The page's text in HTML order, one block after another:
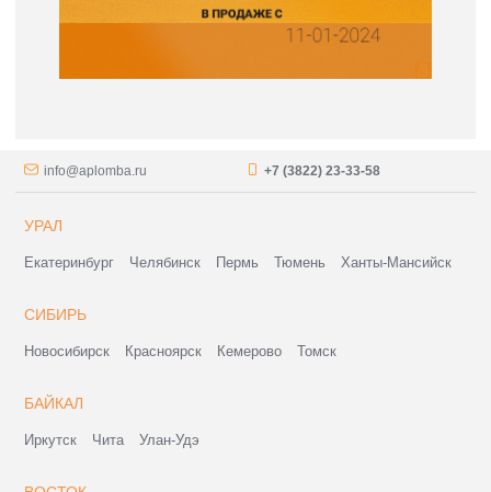
info@aplomba.ru +7 (3822) 23-33-58
УРАЛ
Екатеринбург Челябинск Пермь Тюмень Ханты-Мансийск
СИБИРЬ
Новосибирск Красноярск Кемерово Томск
БАЙКАЛ
Иркутск Чита Улан-Удэ